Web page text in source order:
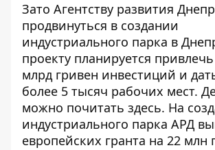
Зато Агентству развития
продвинуться в создании
индустриального парка в
проекту планируется
млрд гривен инвестиций и
более 5 тысяч рабочих мест.
можно почитать здесь. На
индустриального парка АРД
европейских гранта на 22 млн